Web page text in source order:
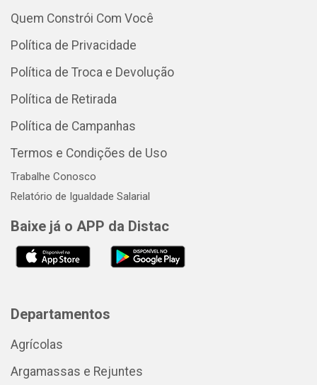
Quem Constrói Com Você
Política de Privacidade
Política de Troca e Devolução
Política de Retirada
Política de Campanhas
Termos e Condições de Uso
Trabalhe Conosco
Relatório de Igualdade Salarial
Baixe já o APP da Distac
Departamentos
Agrícolas
Argamassas e Rejuntes